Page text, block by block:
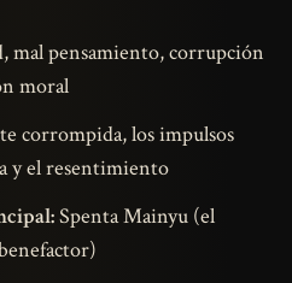
mal pensamiento, corrupción
moral
corrompida, los impulsos
y el resentimiento
Spenta Mainyu (el